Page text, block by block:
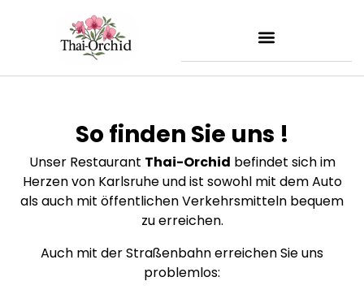
So finden Sie uns !
Unser Restaurant Thai-Orchid befindet sich im
Herzen von Karlsruhe und ist sowohl mit dem Auto
als auch mit öffentlichen Verkehrsmitteln bequem
zu erreichen.
Auch mit der Straßenbahn erreichen Sie uns
problemlos: